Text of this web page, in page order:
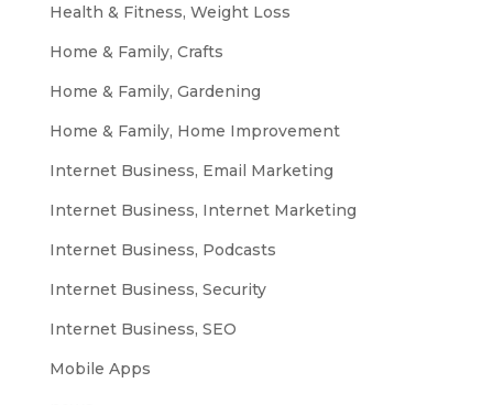
Health & Fitness, Weight Loss
Home & Family, Crafts
Home & Family, Gardening
Home & Family, Home Improvement
Internet Business, Email Marketing
Internet Business, Internet Marketing
Internet Business, Podcasts
Internet Business, Security
Internet Business, SEO
Mobile Apps